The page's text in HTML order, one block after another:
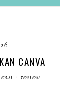
CANVA
· review